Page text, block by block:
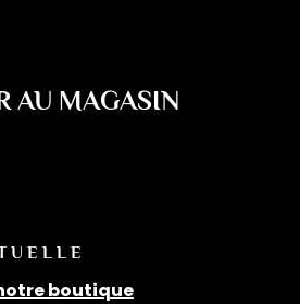
AU MAGASIN
boutique